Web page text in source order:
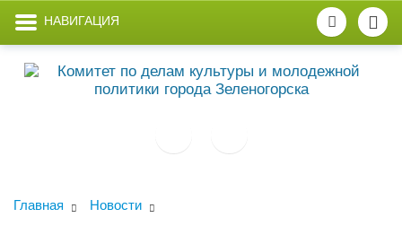
НАВИГАЦИЯ
Главная Новости